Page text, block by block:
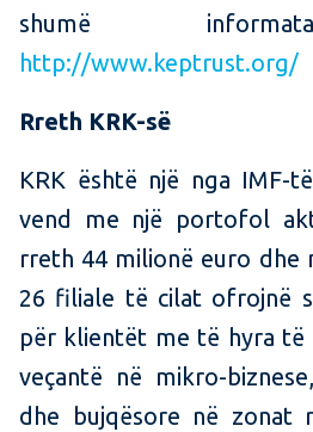
shumë
http://www.keptrust.org/
Rreth KRK-së
KRK është një nga IMF-
vend me një portofol
rreth 44 milionë euro dhe
26 filiale të cilat ofrojnë
për klientët me të hyra
veçantë në mikro-
dhe bujqësore në zonat